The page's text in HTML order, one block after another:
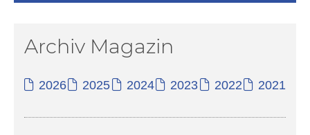
Archiv Magazin
2026 2025 2024 2023 2022 2021